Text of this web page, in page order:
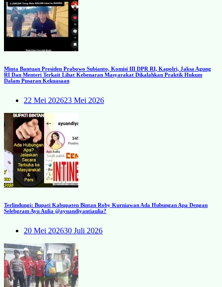
Minta Bantuan Presiden Prabowo Subianto, Komisi III DPR RI, Kapolri, Jaksa Agung
RI Dan Menteri Terkait Lihat Kebenaran Masyarakat Dikalahkan Praktik Hukum
Dalam Pusaran Kekuasaan
22 Mei 202623 Mei 2026
Terlindungi: Bupati Kabupaten Bintan Roby Kurniawan Ada Hubungan Apa Dengan
Selebgram Ayu Aulia @ayuandiyantiaulia?
20 Mei 202630 Juli 2026